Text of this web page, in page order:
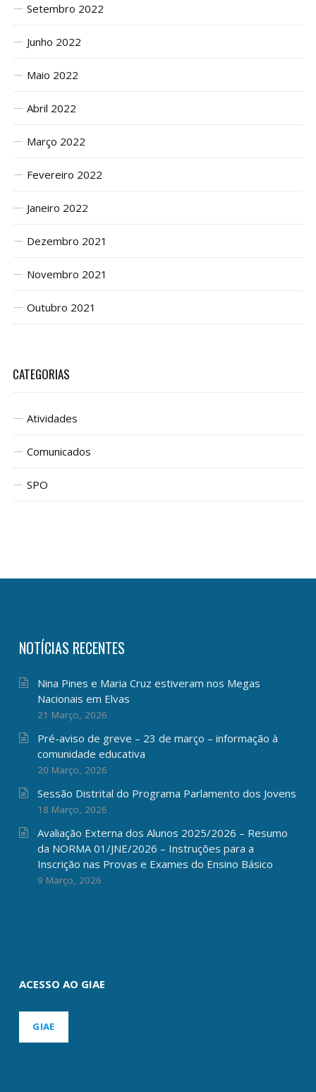
Setembro 2022
Junho 2022
Maio 2022
Abril 2022
Março 2022
Fevereiro 2022
Janeiro 2022
Dezembro 2021
Novembro 2021
Outubro 2021
CATEGORIAS
Atividades
Comunicados
SPO
NOTÍCIAS RECENTES
Nina Pines e Maria Cruz estiveram nos Megas
Nacionais em Elvas
21 Março, 2026
Pré-aviso de greve – 23 de março – informação à
comunidade educativa
20 Março, 2026
Sessão Distrital do Programa Parlamento dos Jovens
18 Março, 2026
Avaliação Externa dos Alunos 2025/2026 – Resumo
da NORMA 01/JNE/2026 – Instruções para a
Inscrição nas Provas e Exames do Ensino Básico
9 Março, 2026
ACESSO AO GIAE
GIAE